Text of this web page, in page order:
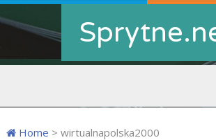
Home > wirtualnapolska2000